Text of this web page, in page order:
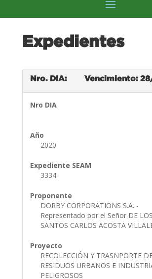
Expedientes
Nro. DIA: Vencimiento:
Nro DIA
Año
2020
Expediente SEAM
3334
Proponente
DORBY CORPORATIONS S.A. -
Representado por el Señor DE LOS
SANTOS CARLOS ACOSTA
Proyecto
RECOLECCIÓN Y TRASNPORTE
RESIDUOS URBANOS E
PELIGROSOS